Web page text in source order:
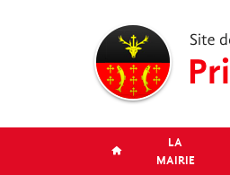
LA
MAIRIE